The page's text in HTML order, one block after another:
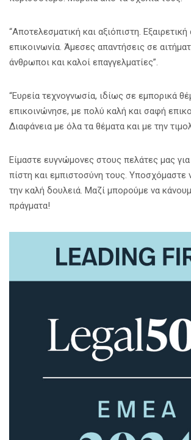
“Αποτελεσματική και αξιόπιστη.
επικοινωνία. Άμεσες απαντήσεις σε
άνθρωποι και καλοί επαγγελματίες”.
“Ευρεία τεχνογνωσία, ιδίως σε εμπορικά
επικοινώνησε, με πολύ καλή και σαφή
Διαφάνεια με όλα τα θέματα και με την
Είμαστε ευγνώμονες στους πελάτες μας
πίστη και εμπιστοσύνη τους. Υποσχόμαστε
την καλή δουλειά. Μαζί μπορούμε να
πράγματα!